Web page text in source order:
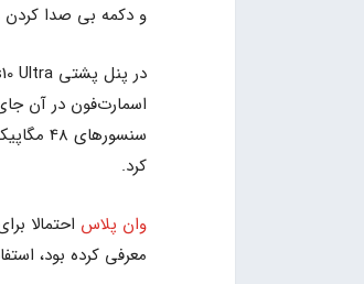
و دکمه بی صدا
اسمارت‌فون در آن
کرد.
وان پلاس
معرفی کرده بود،